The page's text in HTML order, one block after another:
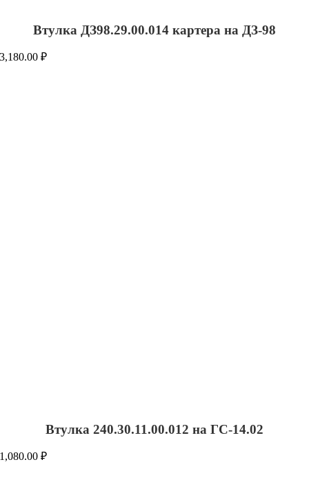
Втулка ДЗ98.29.00.014 картера на ДЗ-98
3,180.00₽
Втулка 240.30.11.00.012 на ГС-14.02
1,080.00₽